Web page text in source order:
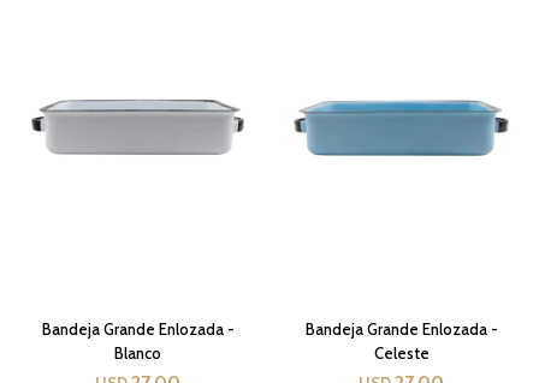
Bandeja Grande Enlozada -
Blanco
Bandeja Grande Enlozada -
Celeste